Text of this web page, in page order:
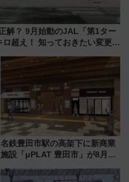
解？ 9月始動のJAL「第1ター
超え！ 知っておきたい変更点
名鉄豊田市駅の高架下に新商業
施設「μPLAT 豊田市」が8月26
たな玄関口へ